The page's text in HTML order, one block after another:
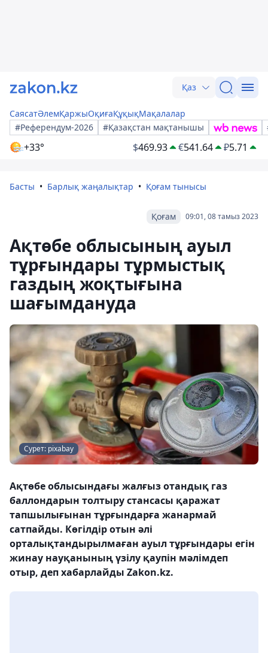
Қаз
СаясатӘлемҚаржыОқиғаҚұқықМақалалар
#Референдум-2026
#Қазақстан мақтанышы
+33° $469.93 €541.64 ₽5.71
Басты Барлық жаңалықтар Қоғам тынысы
09:01, 08 тамыз 2023
Қоғам
Ақтөбе облысының ауыл
тұрғындары тұрмыстық
газдың жоқтығына
шағымдануда
Сурет: pixabay
Ақтөбе облысындағы жалғыз отандық газ
баллондарын толтыру стансасы қаражат
тапшылығынан тұрғындарға жанармай
сатпайды. Көгілдір отын әлі
орталықтандырылмаған ауыл тұрғындары егін
жинау науқанының үзілу қаупін мәлімдеп
отыр, деп хабарлайды Zakon.kz.